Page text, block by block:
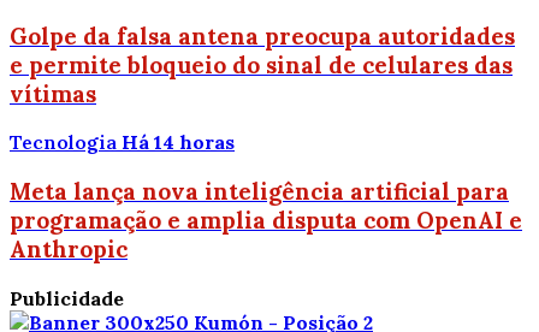
Golpe da falsa antena preocupa autoridades
e permite bloqueio do sinal de celulares das
vítimas
Tecnologia Há 14 horas
Meta lança nova inteligência artificial para
programação e amplia disputa com OpenAI e
Anthropic
Publicidade